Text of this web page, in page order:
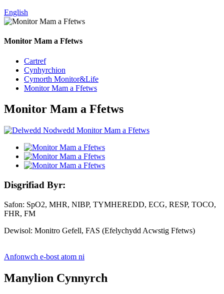
English
Monitor Mam a Ffetws
Cartref
Cynhyrchion
Cymorth Monitor&Life
Monitor Mam a Ffetws
Monitor Mam a Ffetws
Disgrifiad Byr:
Safon: SpO2, MHR, NIBP, TYMHEREDD, ECG, RESP, TOCO,
FHR, FM
Dewisol: Monitro Gefell, FAS (Efelychydd Acwstig Ffetws)
Anfonwch e-bost atom ni
Manylion Cynnyrch